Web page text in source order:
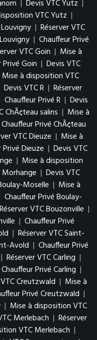
| Devis VTC Yutz |
VTC Yutz |
| Réserver VTC
| Chauffeur Privé
VTC Goin | Mise à
Privé Goin | Devis VTC
Mise à disposition VTC
Devis VTC R | Réserver
Chauffeur Privé R | Devis
ChÃ¢teau salins | Mise à
Chauffeur Privé ChÃ¢teau
VTC Dieuze | Mise à
Dieuze | Devis VTC
| Mise à disposition
Morhange | Devis VTC
Moselle | Mise à
Chauffeur Privé Boulay-
Réserver VTC Bouzonville |
| Chauffeur Privé
| Réserver VTC Saint-
Avold | Chauffeur Privé
| Réserver VTC Carling |
Chauffeur Privé Carling |
Creutzwald | Mise à
Privé Creutzwald |
| Mise à disposition VTC
Merlebach | Réserver
VTC Merlebach |